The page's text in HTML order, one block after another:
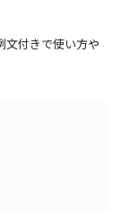
文付きで使い方や